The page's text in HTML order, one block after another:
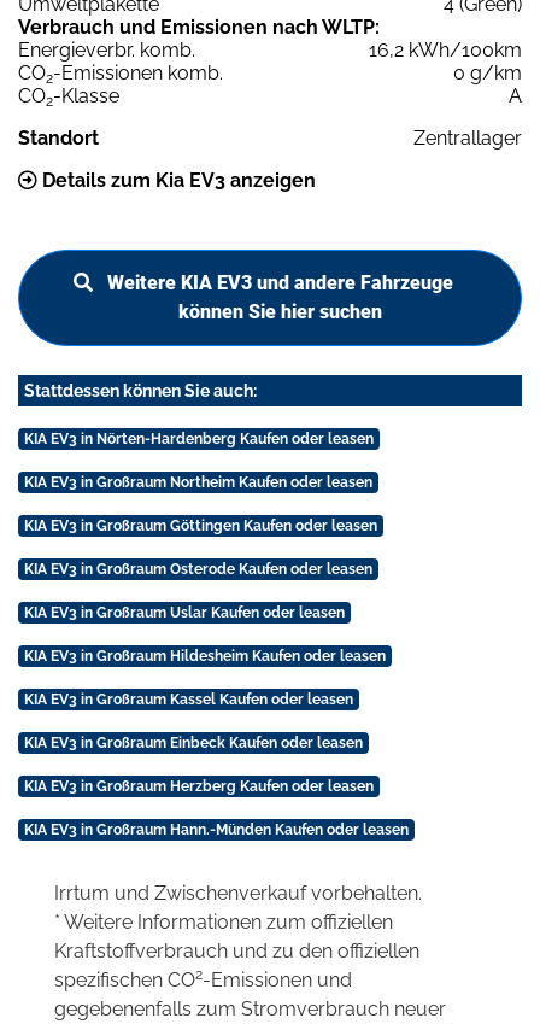
Verbrauch und Emissionen nach WLTP:
Energieverbr. komb.
16,2 kWh/100km
CO2-Emissionen komb.
0 g/km
CO2-Klasse
A
Standort
Zentrallager
Details zum Kia EV3 anzeigen
Weitere KIA EV3 und andere Fahrzeuge
können Sie hier suchen
Stattdessen können Sie auch:
KIA EV3 in Nörten-Hardenberg Kaufen oder leasen
KIA EV3 in Großraum Northeim Kaufen oder leasen
KIA EV3 in Großraum Göttingen Kaufen oder leasen
KIA EV3 in Großraum Osterode Kaufen oder leasen
KIA EV3 in Großraum Uslar Kaufen oder leasen
KIA EV3 in Großraum Hildesheim Kaufen oder leasen
KIA EV3 in Großraum Kassel Kaufen oder leasen
KIA EV3 in Großraum Einbeck Kaufen oder leasen
KIA EV3 in Großraum Herzberg Kaufen oder leasen
KIA EV3 in Großraum Hann.-Münden Kaufen oder leasen
Irrtum und Zwischenverkauf vorbehalten.
* Weitere Informationen zum offiziellen
Kraftstoffverbrauch und zu den offiziellen
spezifischen CO2-Emissionen und
gegebenenfalls zum Stromverbrauch neuer